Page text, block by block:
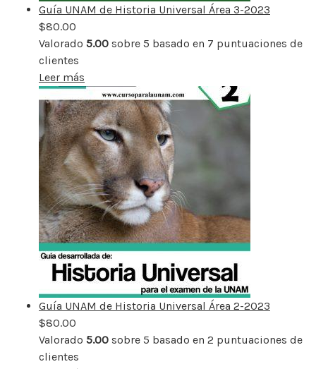
Guía UNAM de Historia Universal Área 3-2023
$80.00
Valorado 5.00 sobre 5 basado en 7 puntuaciones de
clientes
Leer más
Guía UNAM de Historia Universal Área 2-2023
$80.00
Valorado 5.00 sobre 5 basado en 2 puntuaciones de
clientes